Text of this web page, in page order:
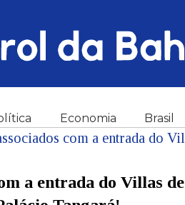
Economia Brasil
a entrada do Villas de